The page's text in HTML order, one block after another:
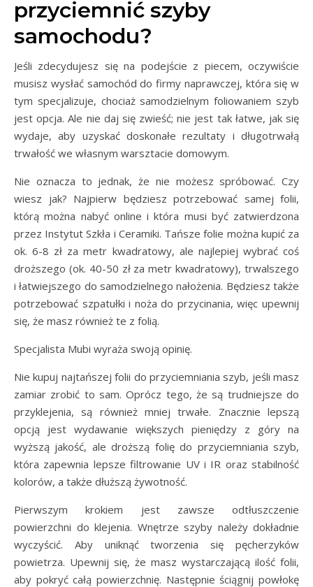
przyciemnić szyby
samochodu?
Jeśli zdecydujesz się na podejście z piecem, oczywiście
musisz wysłać samochód do firmy naprawczej, która się w
tym specjalizuje, chociaż samodzielnym foliowaniem szyb
jest opcja. Ale nie daj się zwieść; nie jest tak łatwe, jak się
wydaje, aby uzyskać doskonałe rezultaty i długotrwałą
trwałość we własnym warsztacie domowym.
Nie oznacza to jednak, że nie możesz spróbować. Czy
wiesz jak? Najpierw będziesz potrzebować samej folii,
którą można nabyć online i która musi być zatwierdzona
przez Instytut Szkła i Ceramiki. Tańsze folie można kupić za
ok. 6-8 zł za metr kwadratowy, ale najlepiej wybrać coś
droższego (ok. 40-50 zł za metr kwadratowy), trwalszego
i łatwiejszego do samodzielnego nałożenia. Będziesz także
potrzebować szpatułki i noża do przycinania, więc upewnij
się, że masz również te z folią.
Specjalista Mubi wyraża swoją opinię.
Nie kupuj najtańszej folii do przyciemniania szyb, jeśli masz
zamiar zrobić to sam. Oprócz tego, że są trudniejsze do
przyklejenia, są również mniej trwałe. Znacznie lepszą
opcją jest wydawanie większych pieniędzy z góry na
wyższą jakość, ale droższą folię do przyciemniania szyb,
która zapewnia lepsze filtrowanie UV i IR oraz stabilność
kolorów, a także dłuższą żywotność.
Pierwszym krokiem jest zawsze odtłuszczenie
powierzchni do klejenia. Wnętrze szyby należy dokładnie
wyczyścić. Aby uniknąć tworzenia się pęcherzyków
powietrza. Upewnij się, że masz wystarczającą ilość folii,
aby pokryć całą powierzchnię. Następnie ściągnij powłokę